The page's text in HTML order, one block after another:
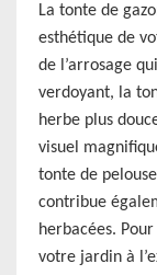
La tonte de
esthétique de
de l’arrosage
verdoyant, la
herbe plus
visuel
tonte de
contribue
herbacées.
votre jardin à